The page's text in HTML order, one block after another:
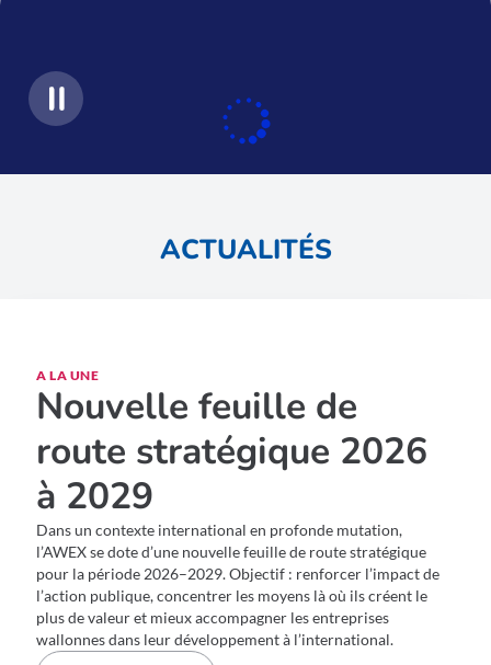
ACTUALITÉS
A LA UNE
Nouvelle feuille de
route stratégique 2026
à 2029
Dans un contexte international en profonde mutation,
l’AWEX se dote d’une nouvelle feuille de route stratégique
pour la période 2026–2029. Objectif : renforcer l’impact de
l’action publique, concentrer les moyens là où ils créent le
plus de valeur et mieux accompagner les entreprises
wallonnes dans leur développement à l’international.